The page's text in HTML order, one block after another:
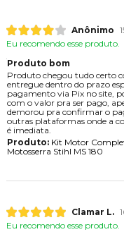
Anônimo
Eu recomendo esse produto.
Produto bom
Produto chegou tudo certo
entregue dentro do prazo
pagamento via Pix no site,
com o valor pra ser pago,
demorou pra confirmar o
outras plataformas onde a
é imediata.
Produto:Kit Motor
Motosserra Stihl MS 180
Clamar L.
Eu recomendo esse produto.